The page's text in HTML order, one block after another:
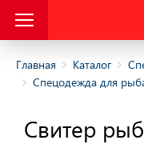
Главная Каталог
Спецодежда для
Свитер